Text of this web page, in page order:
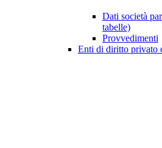
Dati società
tabelle)
Provvedimenti
Enti di diritto privato